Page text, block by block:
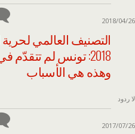
2018/04/26
التصنيف العالمي لحرية
2018: تونس لم تتقدّم
وهذه هي الأسباب
لا ردود
2017/07/26